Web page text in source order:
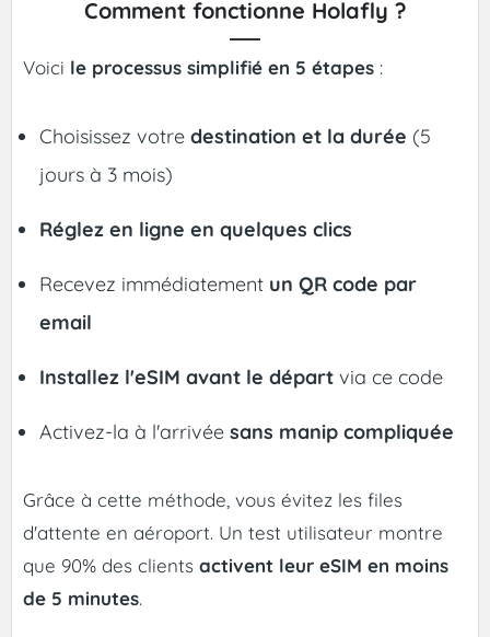
Comment fonctionne Holafly ?
Voici le processus simplifié en 5 étapes :
Choisissez votre destination et la durée (5
jours à 3 mois)
Réglez en ligne en quelques clics
Recevez immédiatement un QR code par
email
Installez l'eSIM avant le départ via ce code
Activez-la à l'arrivée sans manip compliquée
Grâce à cette méthode, vous évitez les files
d'attente en aéroport. Un test utilisateur montre
que 90% des clients activent leur eSIM en moins
de 5 minutes.